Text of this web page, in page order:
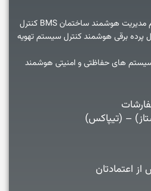
سیستم کنترل هوشمند سیستم مدیریت هوشمند ساختمان BMS کنترل
برقی هوشمند کنترل سیستم تهویه
های حفاظتی و امنیتی هوشمند
– (تیپاکس)
اعتمادتان